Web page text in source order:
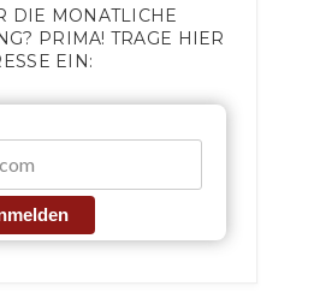
DIE MONATLICHE
PRIMA! TRAGE HIER
EIN: